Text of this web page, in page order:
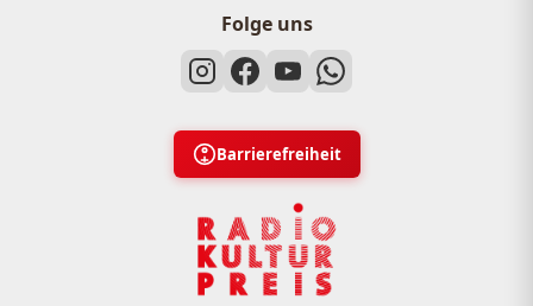
Folge uns
Barrierefreiheit